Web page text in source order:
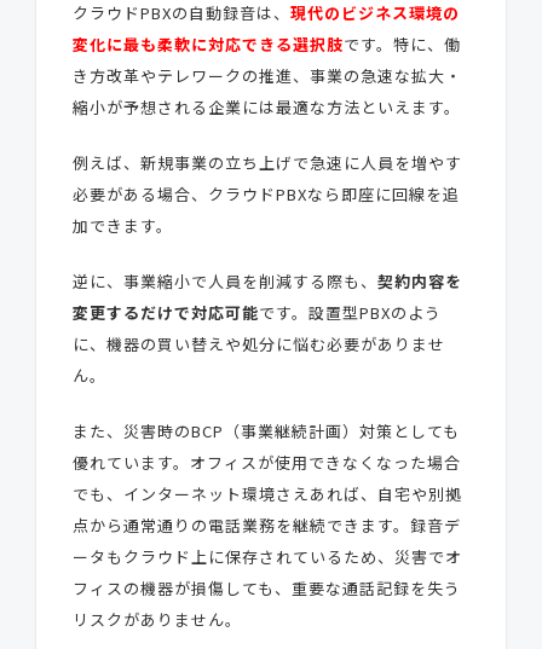
クラウドPBXの自動録音は、 現代のビジネス環境の
変化に最も柔軟に対応できる選択肢です。特に、働
き方改革やテレワークの推進、事業の急速な拡大・
縮小が予想される企業には最適な方法といえます。
例えば、新規事業の立ち上げで急速に人員を増やす
必要がある場合、クラウドPBXなら即座に回線を追
加できます。
逆に、事業縮小で人員を削減する際も、 契約内容を
変更するだけで対応可能です。設置型PBXのよう
に、機器の買い替えや処分に悩む必要がありませ
ん。
また、災害時のBCP（事業継続計画）対策としても
優れています。オフィスが使用できなくなった場合
でも、インターネット環境さえあれば、自宅や別拠
点から通常通りの電話業務を継続できます。録音デ
ータもクラウド上に保存されているため、災害でオ
フィスの機器が損傷しても、重要な通話記録を失う
リスクがありません。